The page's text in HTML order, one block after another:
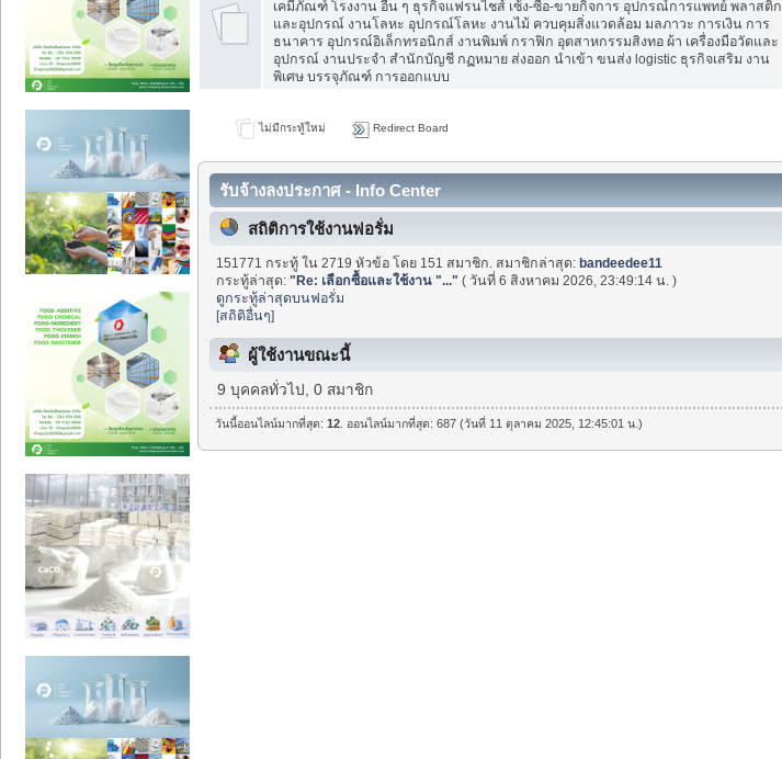
เคมีภัณฑ์ โรงงาน อื่น ๆ ธุรกิจแฟรนไชส์ เซ้ง-ซื้อ-ขายกิจการ อุปกรณ์การแพทย์ พลาสติก
และอุปกรณ์ งานโลหะ อุปกรณ์โลหะ งานไม้ ควบคุมสิ่งแวดล้อม มลภาวะ การเงิน การ
ธนาคาร อุปกรณ์อิเล็กทรอนิกส์ งานพิมพ์ กราฟิก อุตสาหกรรมสิงทอ ผ้า เครื่องมือวัดและ
อุปกรณ์ งานประจำ สำนักบัญชี กฏหมาย ส่งออก นำเข้า ขนส่ง logistic ธุรกิจเสริม งาน
พิเศษ บรรจุภัณฑ์ การออกแบบ
ไม่มีกระทู้ใหม่ Redirect Board
รับจ้างลงประกาศ - Info Center
สถิติการใช้งานฟอรั่ม
151771 กระทู้ ใน 2719 หัวข้อ โดย 151 สมาชิก. สมาชิกล่าสุด:bandeedee11
กระทู้ล่าสุด:"Re: เลือกซื้อและใช้งาน "..." ( วันที่ 6 สิงหาคม 2026, 23:49:14 น. )
ดูกระทู้ล่าสุดบนฟอรั่ม
[สถิติอื่นๆ]
ผู้ใช้งานขณะนี้
9 บุคคลทั่วไป, 0 สมาชิก
วันนี้ออนไลน์มากที่สุด:12 . ออนไลน์มากที่สุด: 687 (วันที่ 11 ตุลาคม 2025, 12:45:01 น.)